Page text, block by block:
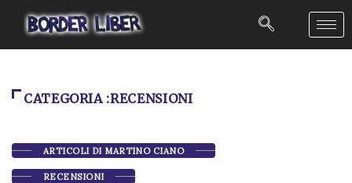
CATEGORIA :RECENSIONI
ARTICOLI DI MARTINO CIANO
RECENSIONI